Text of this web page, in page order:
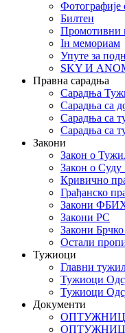
Фотографије
Билтен
Промотивни
Iн мемориам
Упуте за
SKY И
Правна сарадња
Сарадња
Сарадња са
Сарадња са
Сарадња са
Закони
Закон о
Закон о
Кривично
Грађанско
Закони
Закони РС
Закони
Остали
Тужиоци
Главни
Тужиоци
Тужиоци
Документи